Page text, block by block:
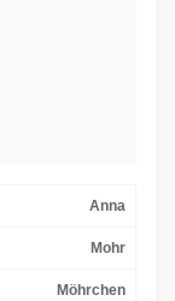
Anna
Mohr
Möhrchen